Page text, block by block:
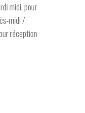
midi, pour
midi /
réception